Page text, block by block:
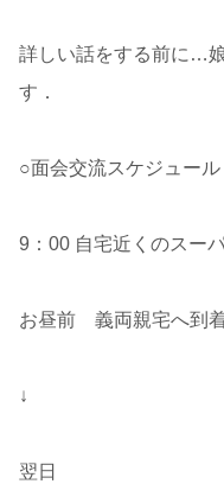
詳しい話をする前に…
す．
○面会交流スケジュール
9：00 自宅近くのスー
お昼前 義両親宅へ到
↓
翌日